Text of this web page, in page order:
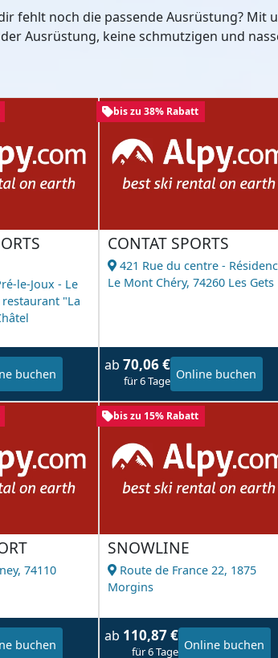
fehlt noch die passende Ausrüstung? Mit
Ausrüstung, keine schmutzigen und
le-Joux - Le
"La
buchen
bis zu 38% Rabatt
CONTAT SPORTS
421 Rue du centre -
Le Mont Chéry, 74260 Les Gets
ab 70,06 €
für 6 Tage Online buchen
74110
buchen
bis zu 15% Rabatt
SNOWLINE
Route de France 22, 1875
Morgins
ab 110,87 €
für 6 Tage Online buchen